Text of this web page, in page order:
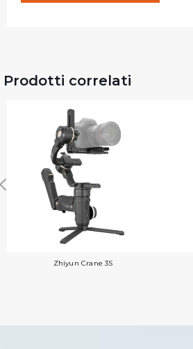
Prodotti correlati
Zhiyun Crane 3S